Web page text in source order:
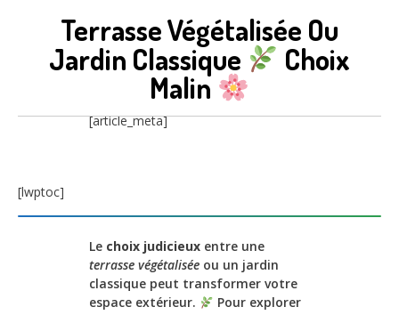
Terrasse Végétalisée Ou
Jardin Classique
Choix
Malin
[article_meta]
[lwptoc]
Le choix judicieux entre une
terrasse végétalisée ou un jardin
classique peut transformer votre
espace extérieur.
Pour explorer